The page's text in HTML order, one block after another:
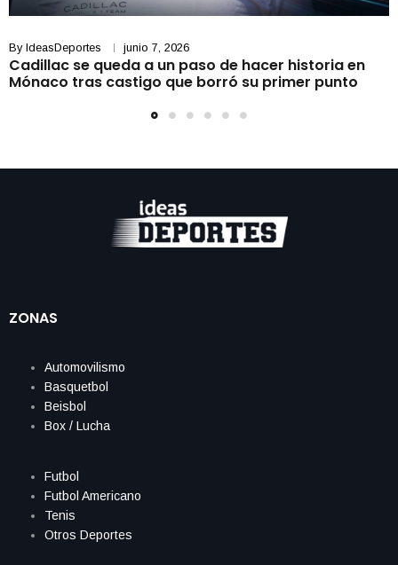
By IdeasDeportes junio 7, 2026
Cadillac se queda a un paso de hacer historia en
Mónaco tras castigo que borró su primer punto
ZONAS
Automovilismo
Basquetbol
Beisbol
Box / Lucha
Futbol
Futbol Americano
Tenis
Otros Deportes